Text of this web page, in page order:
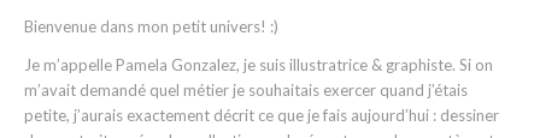
Bienvenue dans mon petit univers! :)
Je m’appelle Pamela Gonzalez, je suis illustratrice & graphiste. Si on
m’avait demandé quel métier je souhaitais exercer quand j’étais
petite, j’aurais exactement décrit ce que je fais aujourd’hui : dessiner